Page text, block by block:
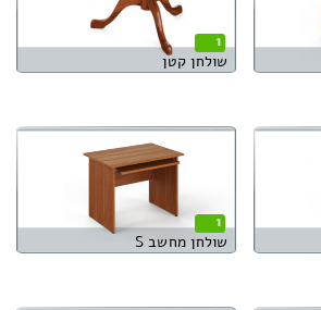
1
שולחן קטן
1
שולחן מחשב S